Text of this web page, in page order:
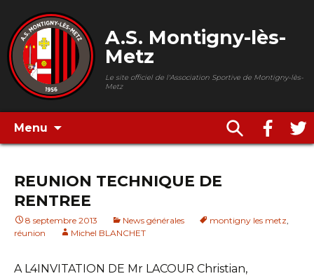
A.S. Montigny-lès-
Metz
Le site officiel de l'Association Sportive de Montigny-lès-
Metz
Menu
REUNION TECHNIQUE DE
RENTREE
8 septembre 2013 News générales montigny les metz,
réunion
Michel BLANCHET
A L4INVITATION DE Mr LACOUR Christian,